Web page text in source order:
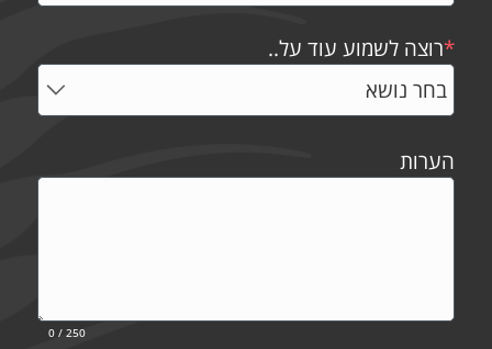
*רוצה לשמוע עוד על..
הערות
0 / 250